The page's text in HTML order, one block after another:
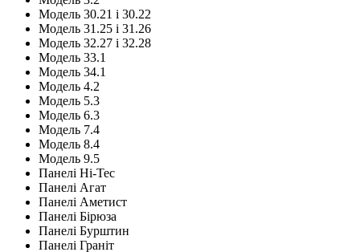
Модель 30.21 і 30.22
Модель 31.25 і 31.26
Модель 32.27 і 32.28
Модель 33.1
Модель 34.1
Модель 4.2
Модель 5.3
Модель 6.3
Модель 7.4
Модель 8.4
Модель 9.5
Панелі Hi-Tec
Панелі Агат
Панелі Аметист
Панелі Бірюза
Панелі Бурштин
Панелі Граніт